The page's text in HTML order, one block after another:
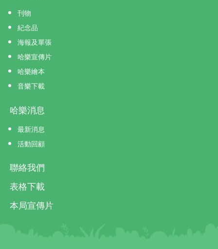
刊物
紀念品
海報及單張
哈樂宣傳片
哈樂繪本
音樂下載
哈樂消息
最新消息
活動回顧
聯絡我們
表格下載
本局宣傳片